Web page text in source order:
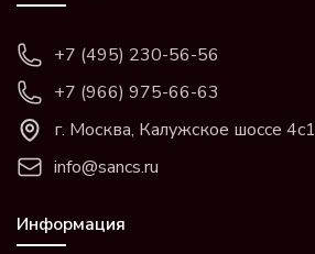
+7 (495) 230-56-56
+7 (966) 975-66-63
г. Москва, Калужское шоссе 4с1
info@sancs.ru
Информация